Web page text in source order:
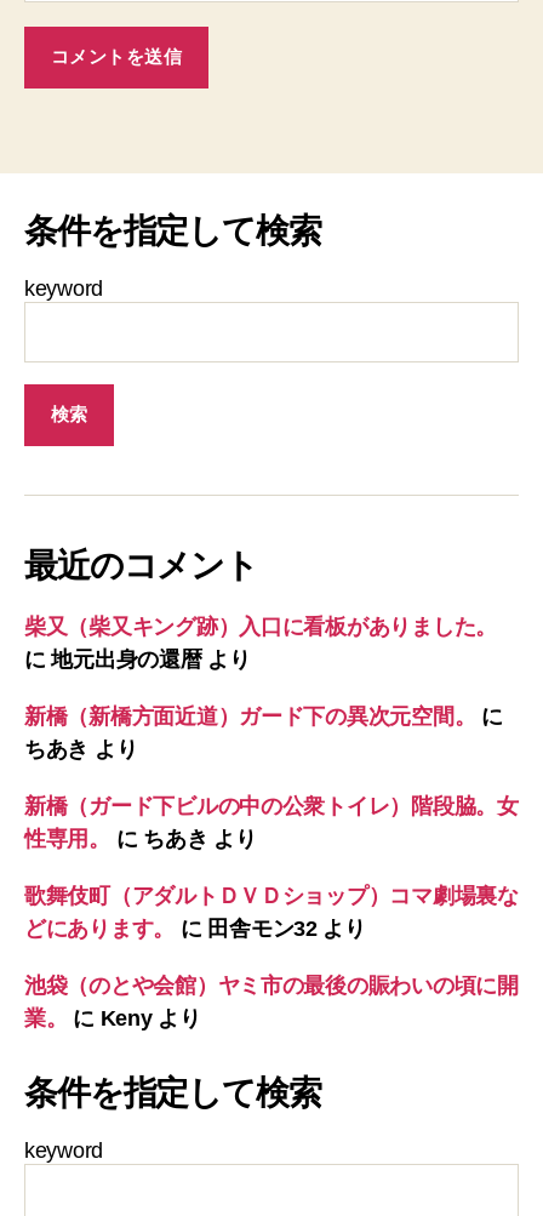
条件を指定して検索
keyword
最近のコメント
柴又（柴又キング跡）入口に看板がありました。
に地元出身の還暦より
新橋（新橋方面近道）ガード下の異次元空間。
に
ちあき より
新橋（ガード下ビルの中の公衆トイレ）階段脇。女
性専用。
に ちあき より
歌舞伎町（アダルトＤＶＤショップ）コマ劇場裏な
どにあります。
に 田舎モン32より
池袋（のとや会館）ヤミ市の最後の賑わいの頃に開
業。
に Kenyより
条件を指定して検索
keyword